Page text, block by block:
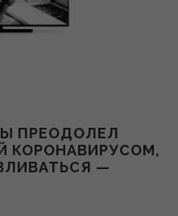
ПРЕОДОЛЕЛ
КОРОНАВИРУСОМ,
—